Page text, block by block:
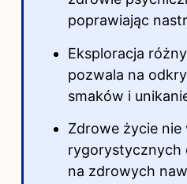
poprawiając
Eksploracja
pozwala na
smaków i
Zdrowe życie nie
rygorystycznych
na zdrowych